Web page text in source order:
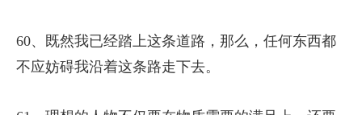
60、既然我已经踏上这条道路，那么，任何东西都
不应妨碍我沿着这条路走下去。